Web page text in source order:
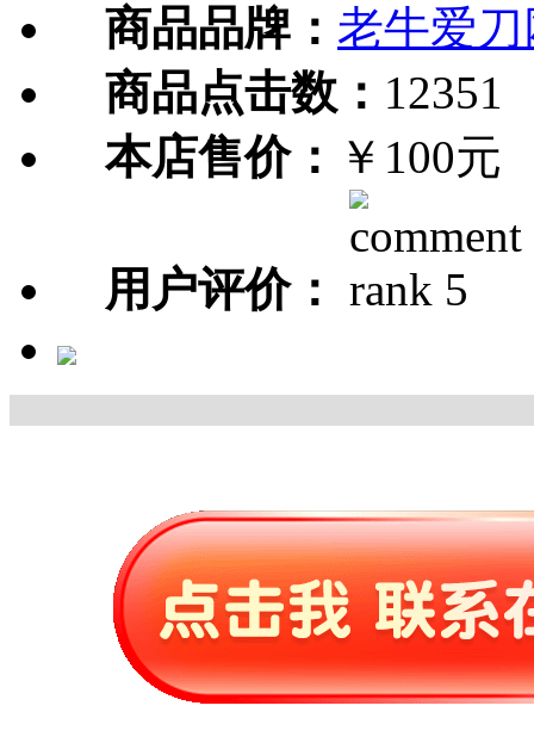
商品品牌： 老牛爱刀
商品点击数： 12351
本店售价： ￥100元
用户评价：